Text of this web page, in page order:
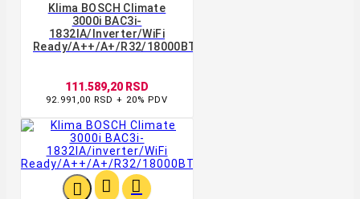
Klima BOSCH Climate
3000i BAC3i-
1832IA/inverter/WiFi
Ready/A++/A+/R32/18000BTU/bela
111.589,20 RSD
92.991,00 RSD + 20% PDV
  